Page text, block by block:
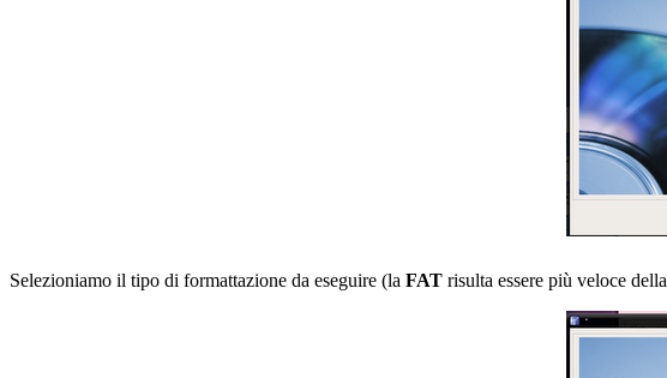
Selezioniamo il tipo di formattazione da eseguire (la FAT risulta essere più veloce della